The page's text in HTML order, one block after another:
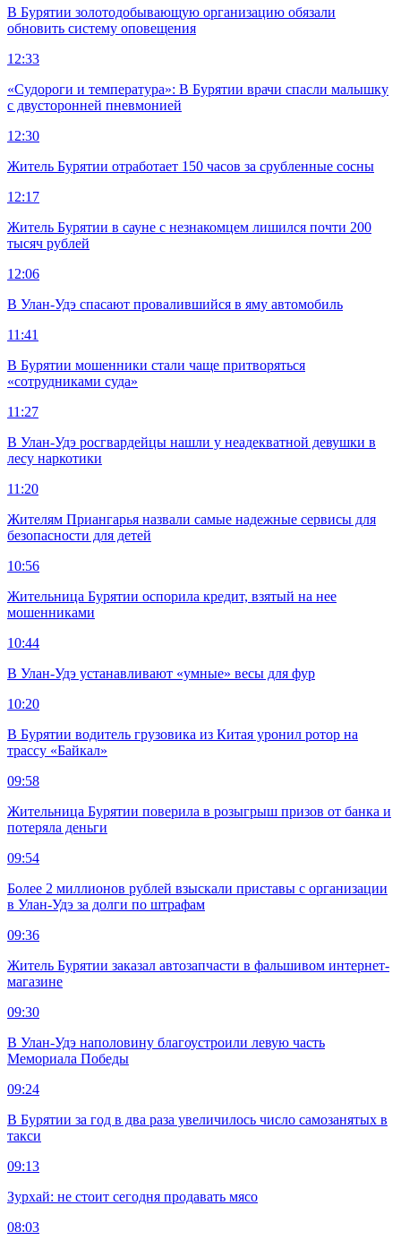
В Бурятии золотодобывающую организацию обязали
обновить систему оповещения
12:33
«Судороги и температура»: В Бурятии врачи спасли малышку
с двусторонней пневмонией
12:30
Житель Бурятии отработает 150 часов за срубленные сосны
12:17
Житель Бурятии в сауне с незнакомцем лишился почти 200
тысяч рублей
12:06
В Улан-Удэ спасают провалившийся в яму автомобиль
11:41
В Бурятии мошенники стали чаще притворяться
«сотрудниками суда»
11:27
В Улан-Удэ росгвардейцы нашли у неадекватной девушки в
лесу наркотики
11:20
Жителям Приангарья назвали самые надежные сервисы для
безопасности для детей
10:56
Жительница Бурятии оспорила кредит, взятый на нее
мошенниками
10:44
В Улан-Удэ устанавливают «умные» весы для фур
10:20
В Бурятии водитель грузовика из Китая уронил ротор на
трассу «Байкал»
09:58
Жительница Бурятии поверила в розыгрыш призов от банка и
потеряла деньги
09:54
Более 2 миллионов рублей взыскали приставы с организации
в Улан-Удэ за долги по штрафам
09:36
Житель Бурятии заказал автозапчасти в фальшивом интернет-
магазине
09:30
В Улан-Удэ наполовину благоустроили левую часть
Мемориала Победы
09:24
В Бурятии за год в два раза увеличилось число самозанятых в
такси
09:13
Зурхай: не стоит сегодня продавать мясо
08:03